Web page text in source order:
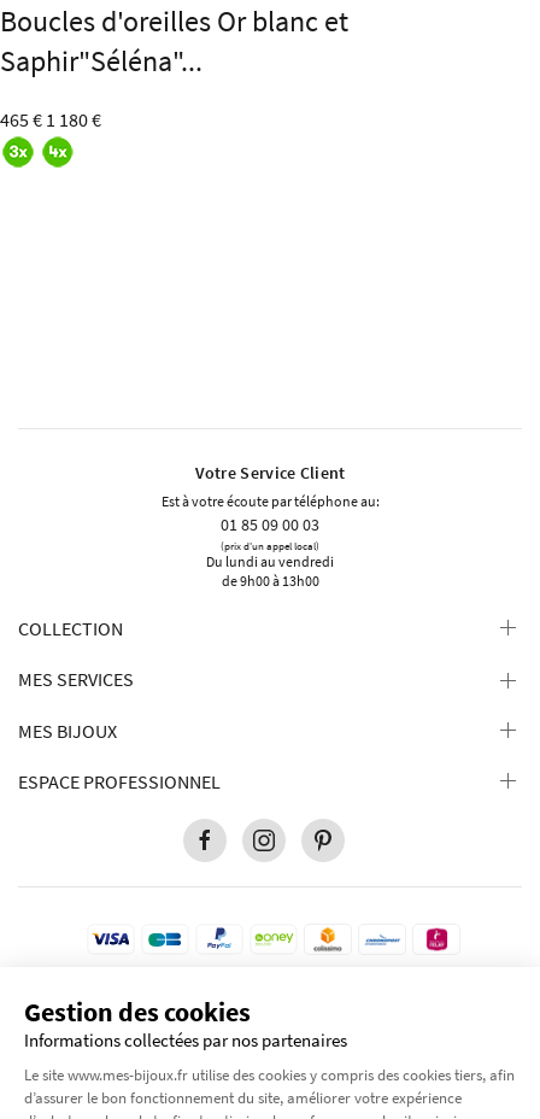
Gestion des cookies
Informations collectées par nos partenaires
Le site www.mes-bijoux.fr utilise des cookies y compris des cookies tiers, afin
d’assurer le bon fonctionnement du site, améliorer votre expérience
Boucles d'oreilles Or blanc et
Saphir"Séléna"...
465 € 1 180 €
Votre Service Client
Est à votre écoute par téléphone au:
01 85 09 00 03
(prix d'un appel local)
Du lundi au vendredi
de 9h00 à 13h00
COLLECTION
MES SERVICES
MES BIJOUX
ESPACE PROFESSIONNEL
Pour votre protection, ce site est sécurisé par le niveau de cryptage le plus élevé
disponible. Transaction 100% sécurisé.
by Moode International.